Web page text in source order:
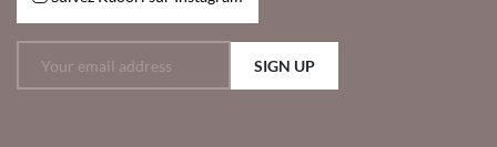
SIGN UP